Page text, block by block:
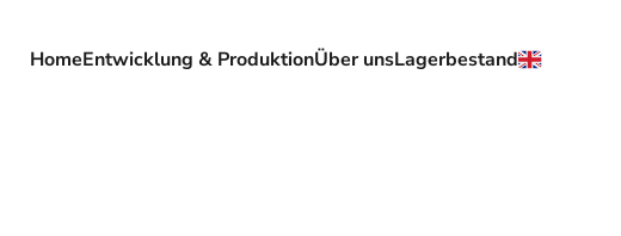
HomeEntwicklung & ProduktionÜber unsLagerbestand